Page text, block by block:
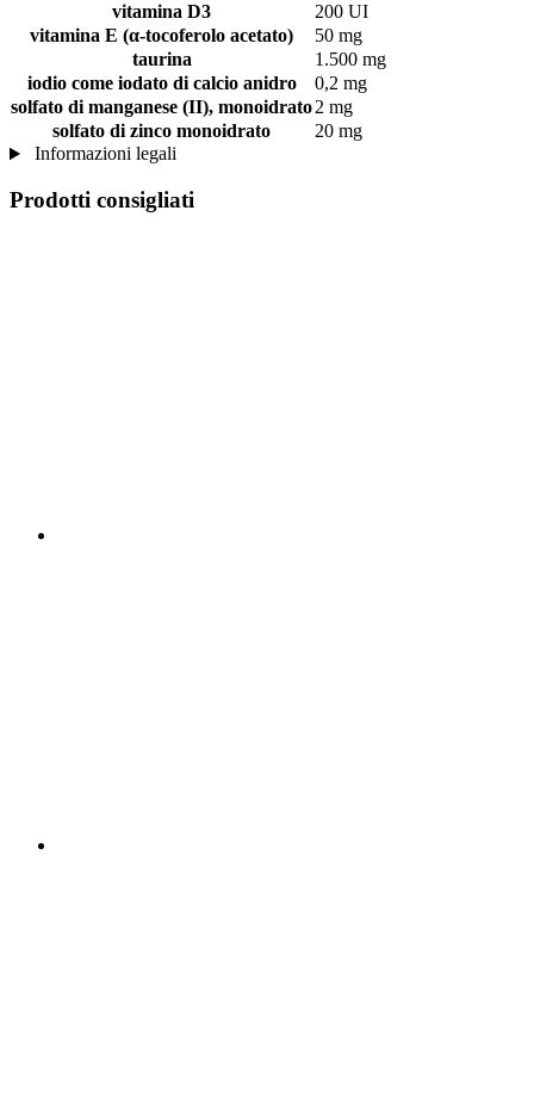
vitamina D3
200 UI
vitamina E (α-tocoferolo acetato)
50 mg
taurina
1.500 mg
iodio come iodato di calcio anidro
0,2 mg
solfato di manganese (II), monoidrato2 mg
solfato di zinco monoidrato
20 mg
Informazioni legali
Prodotti consigliati